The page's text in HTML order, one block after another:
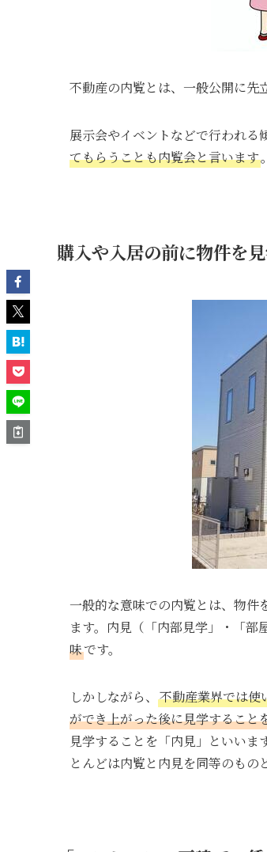
不動産の内覧とは、一般公開に先
展示会やイベントなどで行われる
てもらうことも内覧会と言います
購入や入居の前に物件を
一般的な意味での内覧とは、物件
ます。内見（「内部見学」・「部
味です。
しかしながら、 不動産業界では使
ができ上がった後に見学すること
見学することを「内見」といい
とんどは内覧と内見を同等のもの